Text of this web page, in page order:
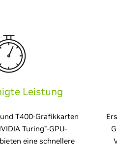
Leistung
T400-Grafikkarten
Turing™-GPU-
eine schnellere